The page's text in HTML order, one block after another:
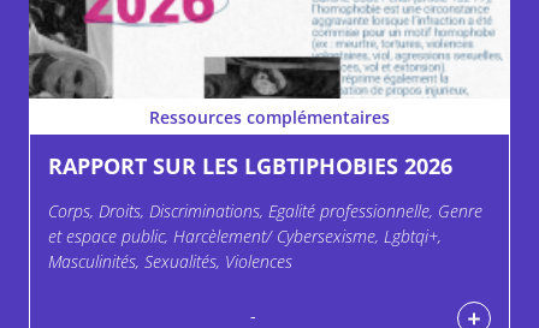
Ressources complémentaires
RAPPORT SUR LES LGBTIPHOBIES 2026
Corps, Droits, Discriminations, Egalité professionnelle, Genre
et espace public, Harcèlement/ Cybersexisme, Lgbtqi+,
Masculinités, Sexualités, Violences
-